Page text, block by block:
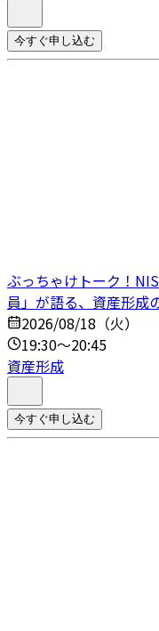
今すぐ申し込む
ぶっちゃけトーク！
員」が語る、資産形成
2026/08/18（火）
19:30～20:45
資産形成
今すぐ申し込む